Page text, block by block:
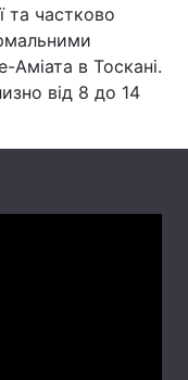
та частково
в Тоскані.
від 8 до 14